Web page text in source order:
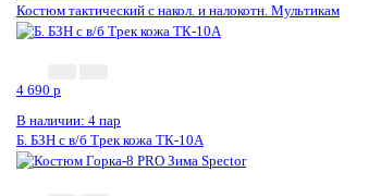
Костюм тактический с накол. и налокотн. Мультикам
4 690 p
В наличии: 4 пар
Б. БЗН с в/б Трек кожа ТК-10А